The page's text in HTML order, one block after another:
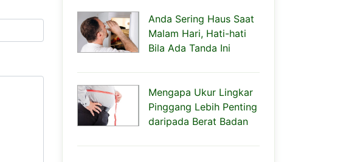
Anda Sering Haus Saat
Malam Hari, Hati-hati
Bila Ada Tanda Ini
Mengapa Ukur Lingkar
Pinggang Lebih Penting
daripada Berat Badan